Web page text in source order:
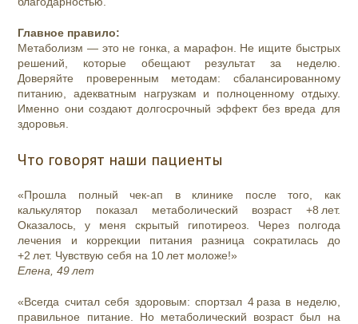
Главное правило:
Метаболизм — это не гонка, а марафон. Не ищите быстрых
решений, которые обещают результат за неделю.
Доверяйте проверенным методам: сбалансированному
питанию, адекватным нагрузкам и полноценному отдыху.
Именно они создают долгосрочный эффект без вреда для
здоровья.
Что говорят наши пациенты
«Прошла полный чек‑ап в клинике после того, как
калькулятор показал метаболический возраст +8 лет.
Оказалось, у меня скрытый гипотиреоз. Через полгода
лечения и коррекции питания разница сократилась до
+2 лет. Чувствую себя на 10 лет моложе!»
Елена, 49 лет
«Всегда считал себя здоровым: спортзал 4 раза в неделю,
правильное питание. Но метаболический возраст был на